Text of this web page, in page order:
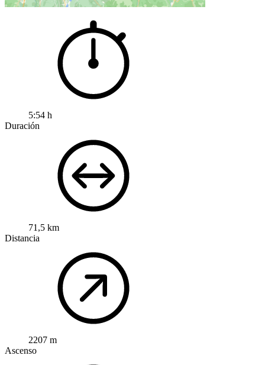
5:54 h
Duración
71,5 km
Distancia
2207 m
Ascenso